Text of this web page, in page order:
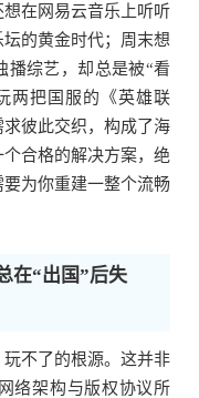
在网易云音乐上听听
的黄金时代；周末想
播综艺，却总是被“看
两把国服的《英雄联
彼此交织，构成了海
合格的解决方案，绝
为你重建一整个流畅
在“出国”后失
不了的根源。这并非
络架构与版权协议所